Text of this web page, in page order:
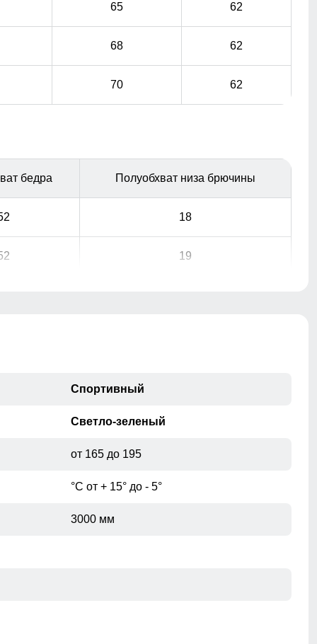
Фиксатор служит для регулирования объема по
65 62
68 62
70 62
бедра Полуобхват низа брючины
18
19
Спортивный
Светло-зеленый
от 165 до 195
°С от + 15° до - 5°
3000 мм